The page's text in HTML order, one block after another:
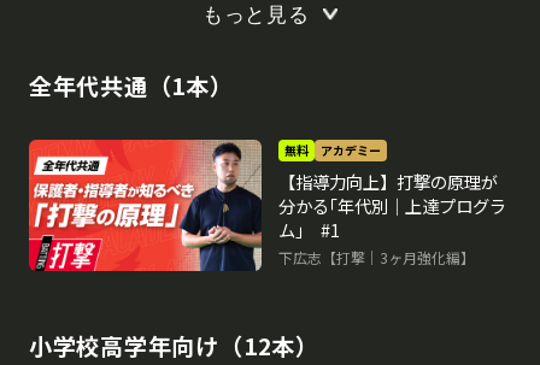
もっと見る
全年代共通（1本）
無料 アカデミー
【指導力向上】打撃の原理が
分かる｢年代別｜上達プログラ
ム｣ #1
下広志【打撃｜3ヶ月強化編】
小学校高学年向け（12本）